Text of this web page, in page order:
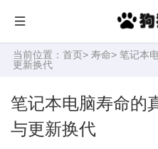
当前位置： 首页> 寿命> 笔记本
更新换代
笔记本电脑寿命的
与更新换代